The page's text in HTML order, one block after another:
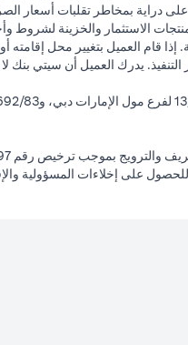
دراية بمخاطر تقلبات أسعار
الاستثمار والخزينة لشروط
إذا قام العميل بتغيير محل إقامته
التنفيذ. يدرك العميل أن سيتي بنك
في الأسواق الدولية بموجب ترخيص رقم 20200000198 ج) إدارة المحافظ بموجب ترخيص رقم 20200000240 د) الحفظ بموجب ترخيص